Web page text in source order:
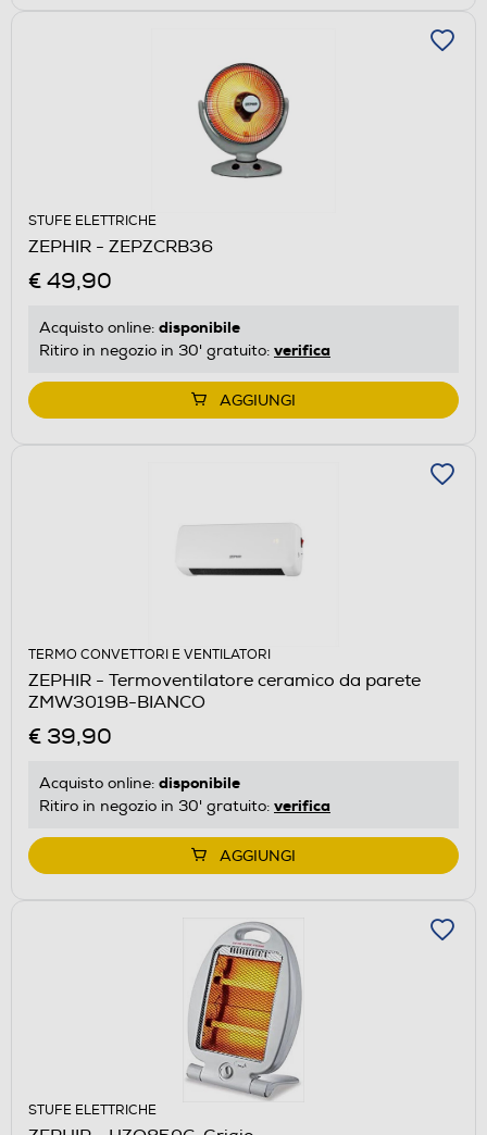
STUFE ELETTRICHE
ZEPHIR - ZEPZCRB36
€ 49,90
Acquisto online: disponibile
Ritiro in negozio in 30' gratuito: verifica
AGGIUNGI
TERMO CONVETTORI E VENTILATORI
ZEPHIR - Termoventilatore ceramico da parete
ZMW3019B-BIANCO
€ 39,90
Acquisto online: disponibile
Ritiro in negozio in 30' gratuito: verifica
AGGIUNGI
STUFE ELETTRICHE